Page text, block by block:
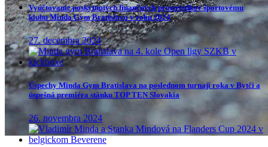
Vyúčtovanie poskytnutých finančných prostriedkov športovému
klubu Minda Gym Bratislava v roku 2024
27. decembra 2024
Úspechy Minda Gym Bratislava na poslednom turnaji roka v Bytči a
úspešná premiéra stánku TOP TEN Slovakia
26. novembra 2024